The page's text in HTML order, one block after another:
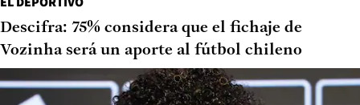
Descifra: 75% considera que el fichaje de
Vozinha será un aporte al fútbol chileno